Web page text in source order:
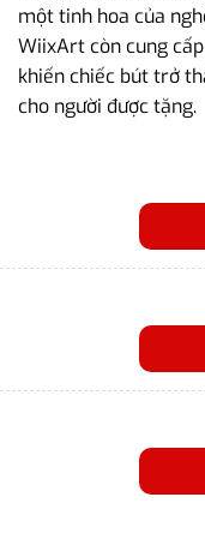
một tinh hoa của
WiixArt còn cung
khiến chiếc bút trở
cho người được tặng.